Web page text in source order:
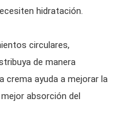
hidratación.
circulares,
de manera
crema ayuda a mejorar la
absorción del